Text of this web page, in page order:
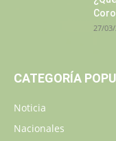
27/
CATEGORÍA
Noticia
Nacionales